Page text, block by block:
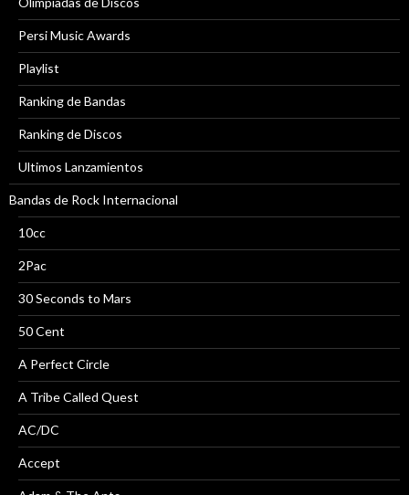
Persi Music Awards
Playlist
Ranking de Bandas
Ranking de Discos
Ultimos Lanzamientos
Bandas de Rock Internacional
10cc
2Pac
30 Seconds to Mars
50 Cent
A Perfect Circle
A Tribe Called Quest
AC/DC
Accept